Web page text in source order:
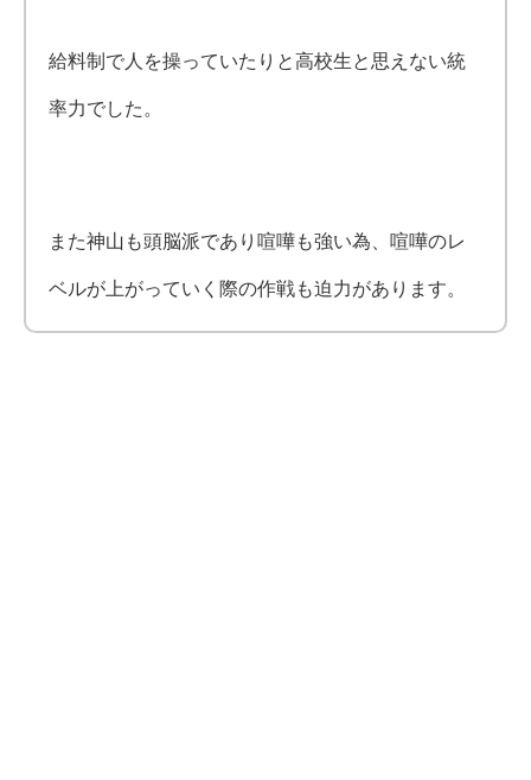
給料制で人を操っていたりと高校生と思えない統
率力でした。
また神山も頭脳派であり喧嘩も強い為、喧嘩のレ
ベルが上がっていく際の作戦も迫力があります。